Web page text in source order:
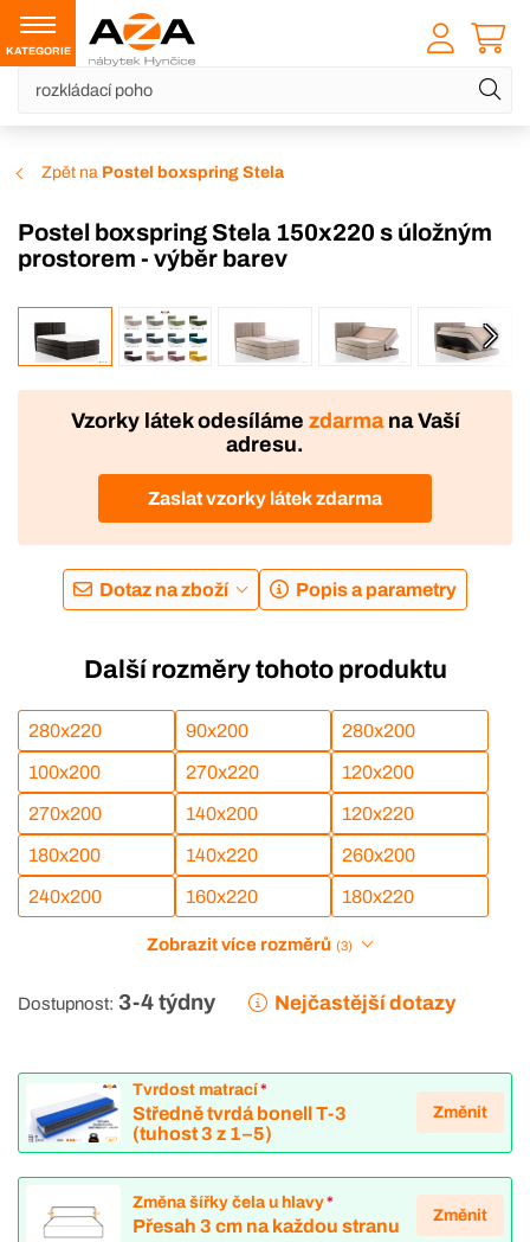
KATEGORIE
Zpět na Postel boxspring Stela
Postel boxspring Stela 150x220 s úložným
prostorem - výběr barev
VÝROBA
DOPRAVA ZDARMA
Vzorky látek odesíláme zdarmana Vaší
adresu.
Zaslat vzorky látek zdarma
Dotaz na zboží Popis a parametry
Další rozměry tohoto produktu
280x220 90x200 280x200
100x200 270x220 120x200
270x200 140x200 120x220
180x200 140x220 260x200
240x200 160x220 180x220
Zobrazit více rozměrů (3)
Dostupnost: 3-4 týdny Nejčastější dotazy
Tvrdost matrací*
Středně tvrdá bonell T-3
(tuhost 3 z 1–5)
Změnit
Změna šířky čela u hlavy*
Přesah 3 cm na každou stranu
Změnit